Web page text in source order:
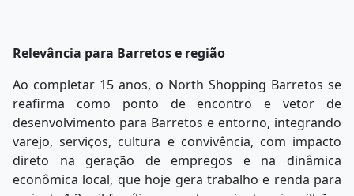
Relevância para Barretos e região
Ao completar 15 anos, o North Shopping Barretos se
reafirma como ponto de encontro e vetor de
desenvolvimento para Barretos e entorno, integrando
varejo, serviços, cultura e convivência, com impacto
direto na geração de empregos e na dinâmica
econômica local, que hoje gera trabalho e renda para